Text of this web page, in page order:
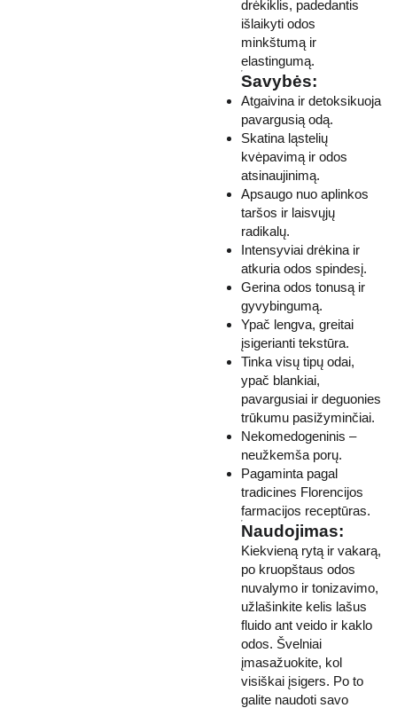
drėkiklis, padedantis
išlaikyti odos
minkštumą ir
elastingumą.
Savybės:
Atgaivina ir detoksikuoja
pavargusią odą.
Skatina ląstelių
kvėpavimą ir odos
atsinaujinimą.
Apsaugo nuo aplinkos
taršos ir laisvųjų
radikalų.
Intensyviai drėkina ir
atkuria odos spindesį.
Gerina odos tonusą ir
gyvybingumą.
Ypač lengva, greitai
įsigerianti tekstūra.
Tinka visų tipų odai,
ypač blankiai,
pavargusiai ir deguonies
trūkumu pasižyminčiai.
Nekomedogeninis –
neužkemša porų.
Pagaminta pagal
tradicines Florencijos
farmacijos receptūras.
Naudojimas:
Kiekvieną rytą ir vakarą,
po kruopštaus odos
nuvalymo ir tonizavimo,
užlašinkite kelis lašus
fluido ant veido ir kaklo
odos. Švelniai
įmasažuokite, kol
visiškai įsigers. Po to
galite naudoti savo